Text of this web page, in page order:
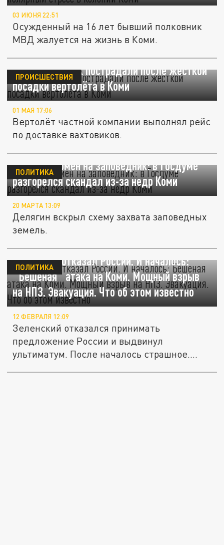
03 ИЮНЯ 22:51
Осужденный на 16 лет бывший полковник
МВД жалуется на жизнь в Коми.
Десять человек пострадали после жёсткой
посадки вертолёта в Коми
ПРОИСШЕСТВИЯ
01 МАЯ 17:06
Вертолёт частной компании выполнял рейс
по доставке вахтовиков.
Золото в обмен на заповедник: в Госдуме
разгорелся скандал из-за недр Коми
ПОЛИТИКА
20 МАРТА 13:09
Делягин вскрыл схему захвата заповедных
земель.
Зеленский отказал России. И началось:
"Бешеная" атака на Коми. Мощный взрыв
на НПЗ. Эвакуация. Что об этом известно
ПОЛИТИКА
12 ФЕВРАЛЯ 12:09
Зеленский отказался принимать
предложение России и выдвинул
ультиматум. После началось страшное.